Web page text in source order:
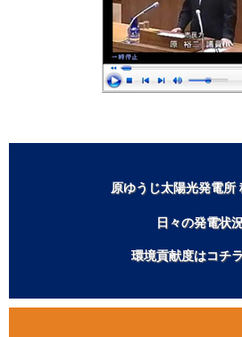
原ゆうじ太陽光発電所
日々の発電状
環境貢献度はコチ